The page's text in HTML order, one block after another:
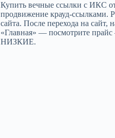
Купить вечные ссылки с ИКС
продвижение крауд-ссылками.
сайта. После перехода на сайт,
«Главная» — посмотрите
НИЗКИЕ.